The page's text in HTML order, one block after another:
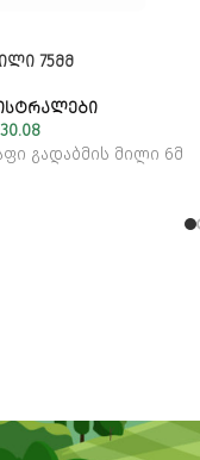
75ᲛᲛ
30.08
გადაბმის მილი 6მ